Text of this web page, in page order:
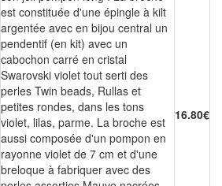
est constituée d'une épingle à kilt
argentée avec en bijou central un
pendentif (en kit) avec un
cabochon carré en cristal
Swarovski violet tout serti des
perles Twin beads, Rullas et
petites rondes, dans les tons
violet, lilas, parme. La broche est
aussi composée d'un pompon en
rayonne violet de 7 cm et d'une
breloque à fabriquer avec des
16.80€